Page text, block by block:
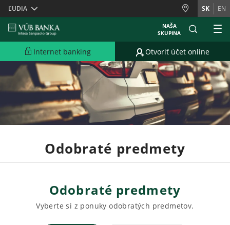
Skiplinks
ĽUDIA SK EN
NAŠA
SKUPINA
Internet banking Otvoriť účet online
Odobraté predmety
Odobraté predmety
Vyberte si z ponuky odobratých predmetov.